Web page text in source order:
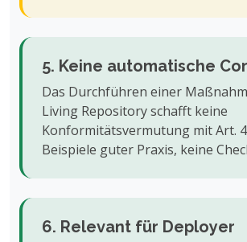
5. Keine automatische
Das Durchführen einer
Living Repository schafft keine
Konformitätsvermutung mit Art.
Beispiele guter Praxis, keine
6. Relevant für Deployer